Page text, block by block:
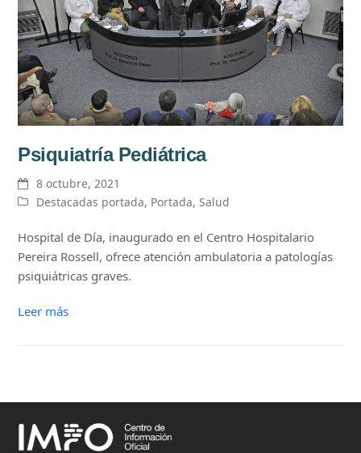
Psiquiatría Pediátrica
8 octubre, 2021
Destacadas portada, Portada, Salud
Hospital de Día, inaugurado en el Centro Hospitalario
Pereira Rossell, ofrece atención ambulatoria a patologías
psiquiátricas graves.
Leer más